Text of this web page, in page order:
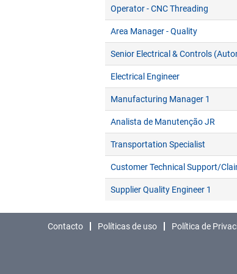
Operator - CNC Threading
Area Manager - Quality
Senior Electrical & Controls
Electrical Engineer
Manufacturing Manager 1
Analista de Manutenção JR
Transportation Specialist
Customer Technical Support/
Supplier Quality Engineer 1
Contacto Políticas de uso Política de